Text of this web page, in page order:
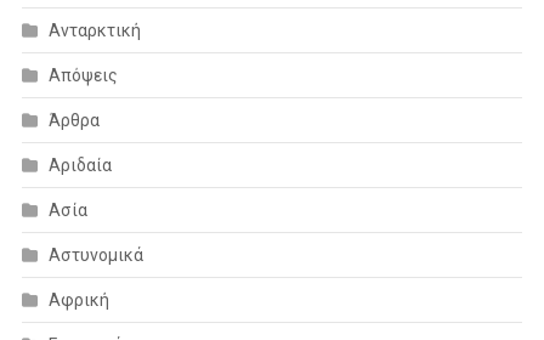
Ανταρκτική
Απόψεις
Άρθρα
Αριδαία
Ασία
Αστυνομικά
Αφρική